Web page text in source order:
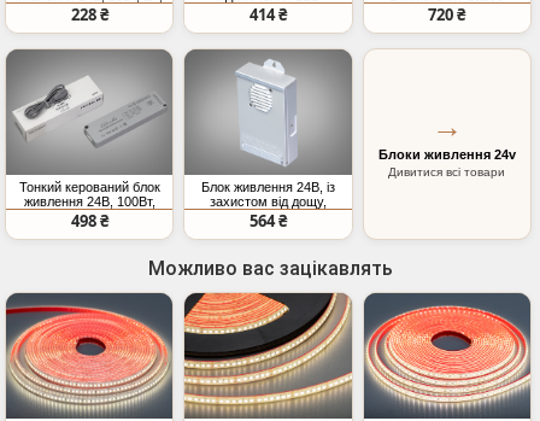
герметичний
228 ₴
стрічки, 60Вт, 2.5А
414 ₴
плавним включенням та
зміною яскравості, 24v,
720 ₴
Тонкий керований блок
живлення 24В, 100Вт,
4,1А
498 ₴
Блок живлення 24В, із
захистом від дощу,
300Вт, 12.5А
564 ₴
→
Блоки живлення 24v
Дивитися всі товари
Можливо вас зацікавлять